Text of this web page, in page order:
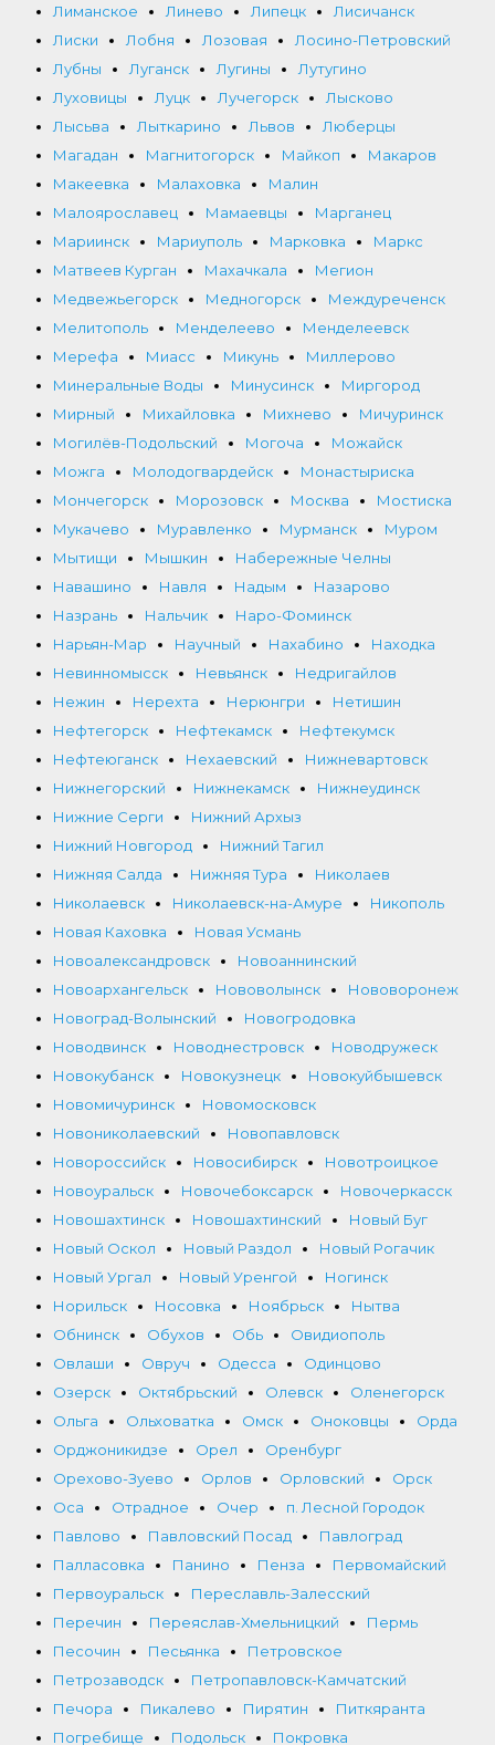
Лиманское
Линево Липецк
Лисичанск
Лиски
Лобня Лозовая
Лосино-Петровский
Лубны
Луганск Лугины
Лутугино
Луховицы
Луцк Лучегорск
Лысково
Лысьва
Лыткарино Львов
Люберцы
Магадан
Магнитогорск Майкоп
Макаров
Макеевка
Малаховка
Малин
Малоярославец
Мамаевцы
Марганец
Мариинск
Мариуполь Марковка
Маркс
Матвеев Курган
Махачкала
Мегион
Медвежьегорск
Медногорск
Междуреченск
Мелитополь
Менделеево
Менделеевск
Мерефа
Миасс Микунь
Миллерово
Минеральные Воды
Минусинск
Миргород
Мирный
Михайловка Михнево
Мичуринск
Могилёв-Подольский
Могоча
Можайск
Можга
Молодогвардейск
Монастыриска
Мончегорск
Морозовск Москва
Мостиска
Мукачево
Муравленко Мурманск
Муром
Мытищи
Мышкин
Набережные Челны
Навашино
Навля Надым
Назарово
Назрань
Нальчик
Наро-Фоминск
Нарьян-Мар
Научный Нахабино
Находка
Невинномысск
Невьянск
Недригайлов
Нежин
Нерехта Нерюнгри
Нетишин
Нефтегорск
Нефтекамск
Нефтекумск
Нефтеюганск
Нехаевский
Нижневартовск
Нижнегорский
Нижнекамск
Нижнеудинск
Нижние Серги
Нижний Архыз
Нижний Новгород
Нижний Тагил
Нижняя Салда
Нижняя Тура
Николаев
Николаевск
Николаевск-на-Амуре
Никополь
Новая Каховка
Новая Усмань
Новоалександровск
Новоаннинский
Новоархангельск
Нововолынск
Нововоронеж
Новоград-Волынский
Новогродовка
Новодвинск
Новоднестровск
Новодружеск
Новокубанск
Новокузнецк
Новокуйбышевск
Новомичуринск
Новомосковск
Новониколаевский
Новопавловск
Новороссийск
Новосибирск
Новотроицкое
Новоуральск
Новочебоксарск
Новочеркасск
Новошахтинск
Новошахтинский
Новый Буг
Новый Оскол
Новый Раздол
Новый Рогачик
Новый Ургал
Новый Уренгой
Ногинск
Норильск
Носовка Ноябрьск
Нытва
Обнинск
Обухов Обь
Овидиополь
Овлаши
Овруч Одесса
Одинцово
Озерск
Октябрьский Олевск
Оленегорск
Ольга
Ольховатка Омск Оноковцы
Орда
Орджоникидзе
Орел
Оренбург
Орехово-Зуево
Орлов Орловский
Орск
Оса
Отрадное Очер
п. Лесной Городок
Павлово
Павловский Посад
Павлоград
Палласовка
Панино Пенза
Первомайский
Первоуральск
Переславль-Залесский
Перечин
Переяслав-Хмельницкий
Пермь
Песочин
Песьянка
Петровское
Петрозаводск
Петропавловск-Камчатский
Печора
Пикалево Пирятин
Питкяранта
Погребище
Подольск Покровка